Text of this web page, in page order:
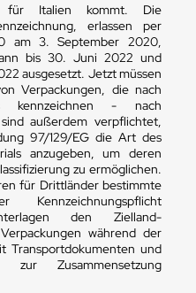
für Italien kommt. Die
erlassen per
am 3. September 2020,
bis 30. Juni 2022 und
ausgesetzt. Jetzt müssen
Verpackungen, die nach
kennzeichnen - nach
außerdem verpflichtet,
97/129/EG die Art des
anzugeben, um deren
zu ermöglichen.
für Drittländer bestimmte
den Zielland-
während der
Transportdokumenten und
zur Zusammensetzung